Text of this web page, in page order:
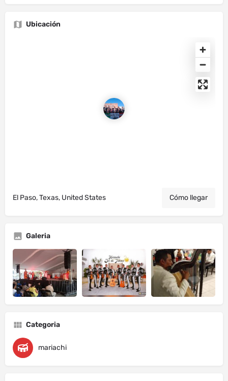
Ubicación
El Paso, Texas, United States Cómo llegar
Galeria
Categoria
mariachi